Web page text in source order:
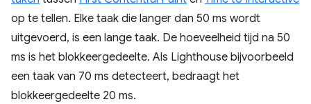
op te tellen. Elke taak die langer dan 50 ms wordt
uitgevoerd, is een lange taak. De hoeveelheid tijd na 50
ms is het blokkeergedeelte. Als Lighthouse bijvoorbeeld
een taak van 70 ms detecteert, bedraagt ​​het
blokkeergedeelte 20 ms.